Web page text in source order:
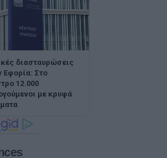
διασταυρώσεις
Εφορία: Στο
12.000
με κρυφά